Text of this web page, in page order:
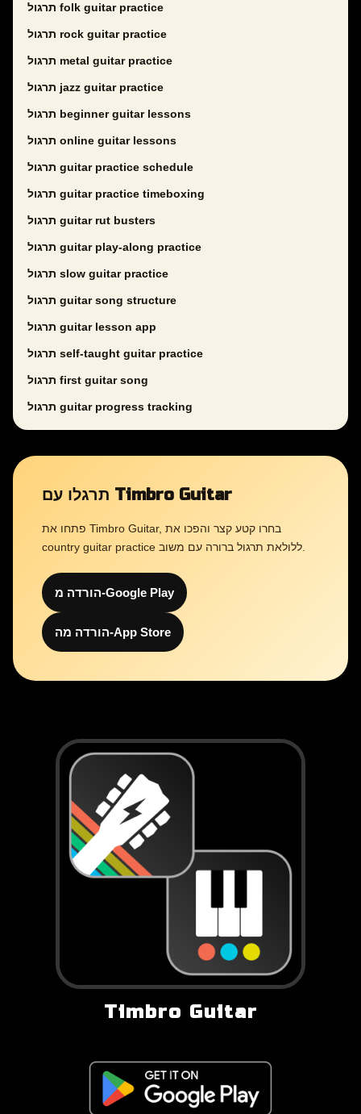
תרגול folk guitar practice
תרגול rock guitar practice
תרגול metal guitar practice
תרגול jazz guitar practice
תרגול beginner guitar lessons
תרגול online guitar lessons
תרגול guitar practice schedule
תרגול guitar practice timeboxing
תרגול guitar rut busters
תרגול guitar play-along practice
תרגול slow guitar practice
תרגול guitar song structure
תרגול guitar lesson app
תרגול self-taught guitar practice
תרגול first guitar song
תרגול guitar progress tracking
תרגלו עם Timbro Guitar
פתחו את Timbro Guitar, בחרו קטע קצר והפכו את
הורדה מ-Google Play
הורדה מה-App Store
Timbro Guitar